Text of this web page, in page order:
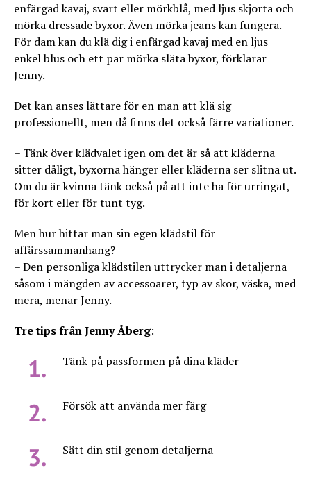
enfärgad kavaj, svart eller mörkblå, med ljus skjorta och
mörka dressade byxor. Även mörka jeans kan fungera.
För dam kan du klä dig i enfärgad kavaj med en ljus
enkel blus och ett par mörka släta byxor, förklarar
Jenny.
Det kan anses lättare för en man att klä sig
professionellt, men då finns det också färre variationer.
– Tänk över klädvalet igen om det är så att kläderna
sitter dåligt, byxorna hänger eller kläderna ser slitna ut.
Om du är kvinna tänk också på att inte ha för urringat,
för kort eller för tunt tyg.
Men hur hittar man sin egen klädstil för
affärssammanhang?
– Den personliga klädstilen uttrycker man i detaljerna
såsom i mängden av accessoarer, typ av skor, väska, med
mera, menar Jenny.
Tre tips från Jenny Åberg:
Tänk på passformen på dina kläder
Försök att använda mer färg
Sätt din stil genom detaljerna